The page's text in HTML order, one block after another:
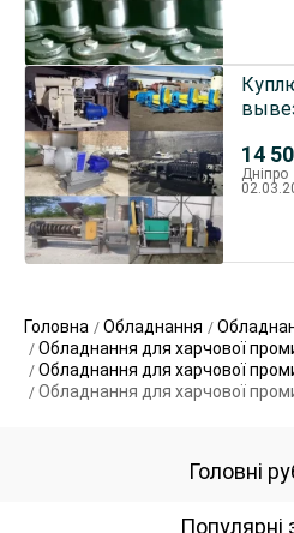
14
Дніпро
Головна Обладнання
Обладнання для харчової
Обладнання для харчової
Обладнання для харчової
Головні
Популярні